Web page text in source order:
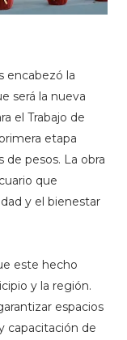
encabezó la
será la nueva
el Trabajo de
etapa
de pesos. La obra
que
y el bienestar
este hecho
y la región.
espacios
capacitación de